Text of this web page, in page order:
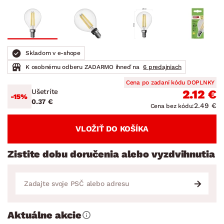
Skladom v e-shope
K osobnému odberu ZADARMO ihneď na 6 predajniach
-15%
Ušetríte
0.37 €
Cena po zadaní kódu DOPLNKY
2.12 €
Cena bez kódu:2.49 €
VLOŽIŤ DO KOŠÍKA
Zistite dobu doručenia alebo vyzdvihnutia
Aktuálne akcie